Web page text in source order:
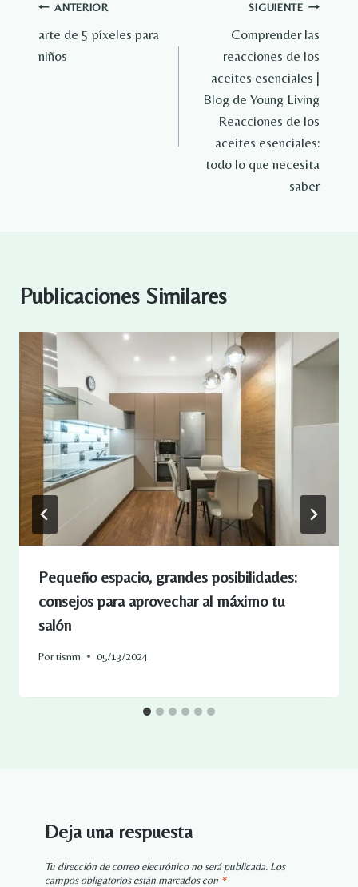
Navegación
de
ANTERIOR
arte de 5 píxeles para
niños
SIGUIENTE
Comprender las
reacciones de los
aceites esenciales |
Blog de Young Living
Reacciones de los
aceites esenciales:
todo lo que necesita
saber
Publicaciones Similares
Pequeño espacio, grandes posibilidades:
consejos para aprovechar al máximo tu
salón
Portisnm 05/13/2024
Deja una respuesta
Tu dirección de correo electrónico no será publicada. Los
campos obligatorios están marcados con *